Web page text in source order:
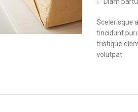
Scelerisque
tincidunt
tristique
volutpat.